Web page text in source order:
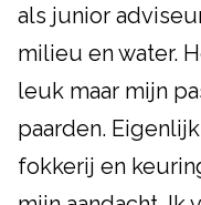
als junior
milieu en water.
leuk maar mijn
paarden.
fokkerij en